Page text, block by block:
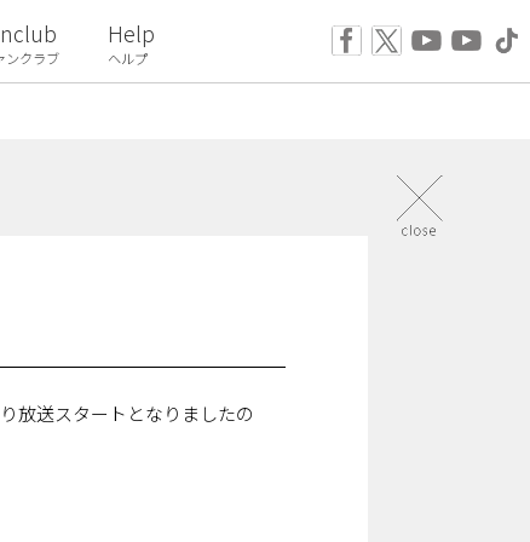
ンクラブ
Help
ヘルプ
放送スタートとなりましたの